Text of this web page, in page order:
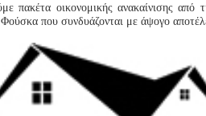
πακέτα οικονομικής ανακαίνισης από
Φούσκα που συνδυάζονται με άψογο